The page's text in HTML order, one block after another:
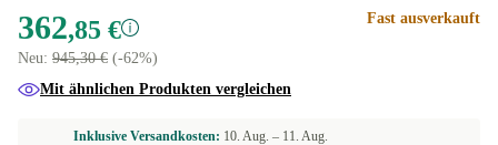
362,85 €
Neu: 945,30 € (-62%)
Fast ausverkauft
Mit ähnlichen Produkten vergleichen
Inklusive Versandkosten: 10. Aug. – 11. Aug.